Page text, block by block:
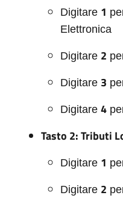
Digitare 1
Elettronica
Digitare 2
Digitare 3
Digitare 4
Tasto 2: Tributi
Digitare 1
Digitare 2